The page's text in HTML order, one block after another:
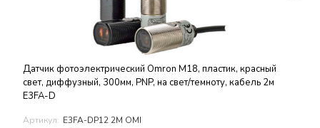
Датчик фотоэлектрический Omron M18, пластик, красный
свет, диффузный, 300мм, PNP, на свет/темноту, кабель 2м
E3FA-D
Артикул: E3FA-DP12 2M OMI